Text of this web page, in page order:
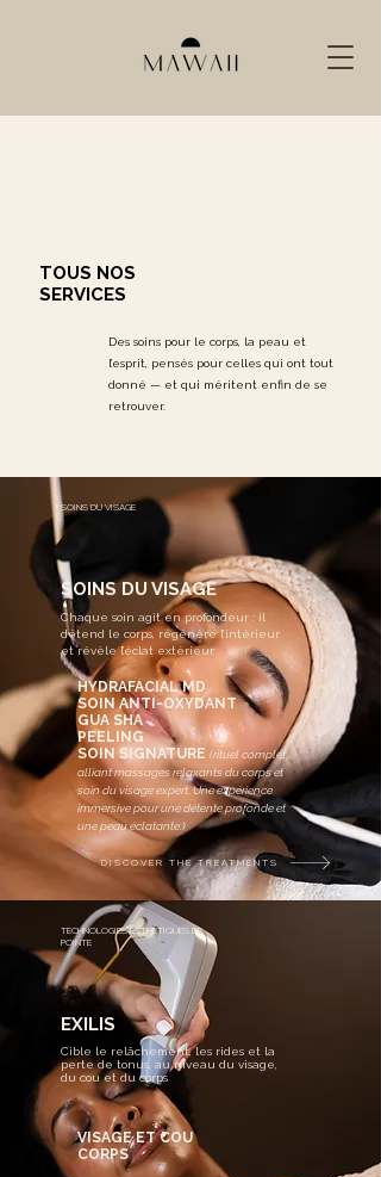
TOUS NOS
SERVICES
Des soins pour le corps, la peau et
l’esprit, pensés pour celles qui ont tout
donné — et qui méritent enfin de se
retrouver.
SOINS DU VISAGE
Chaque soin agit en profondeur : il
détend le corps, régénère l’intérieur
et révèle l’éclat extérieur.
HYDRAFACIAL MD
SOIN ANTI-OXYDANT
GUA SHA
PEELING
SOIN SIGNATURE (rituel complet
alliant massages relaxants du corps et
soin du visage expert. Une expérience
immersive pour une détente profonde et
une peau éclatante.)
SOINS DU VISAGE
EXILIS
Cible le relâchement, les rides et la
perte de tonus, au niveau du visage,
du cou et du corps
VISAGE ET COU
CORPS
TECHNOLOGIES ESTHÉTIQUES DE
POINTE
DISCOVER THE TREATMENTS